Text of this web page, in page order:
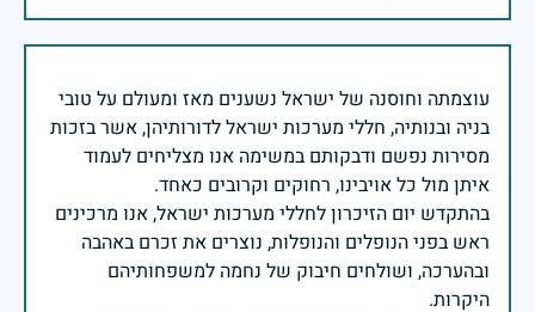
עוצמתה וחוסנה של ישראל נשענים מאז ומעולם על טובי
בניה ובנותיה, חללי מערכות ישראל לדורותיהן, אשר בזכות
מסירות נפשם ודבקותם במשימה אנו מצליחים לעמוד
בהתקדש יום הזיכרון לחללי מערכות ישראל, אנו מרכינים
ראש בפני הנופלים והנופלות, נוצרים את זכרם באהבה
ובהערכה, ושולחים חיבוק של נחמה למשפחותיהם